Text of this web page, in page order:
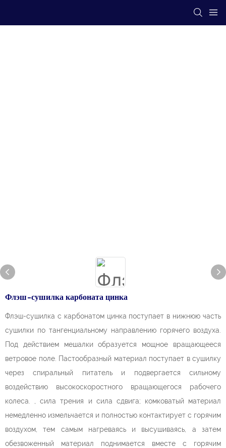
Флэш-сушилка карбоната цинка
Флэш-сушилка с карбонатом цинка поступает в нижнюю часть
сушилки по тангенциальному направлению горячего воздуха.
Под действием мешалки образуется мощное вращающееся
ветровое поле. Пастообразный материал поступает в сушилку
через спиральный питатель и подвергается сильному
воздействию высокоскоростного вращающегося рабочего
колеса. , сила трения и сила сдвига; комковатый материал
немедленно измельчается и полностью контактирует с горячим
воздухом, тем самым нагреваясь и высушиваясь, а затем
обезвоженный материал поднимается вместе с горячим